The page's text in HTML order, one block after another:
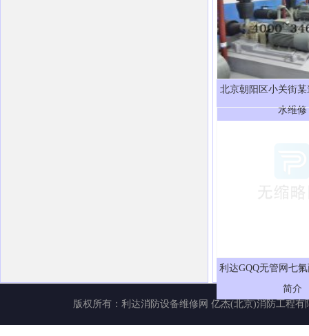
北京朝阳区小关街
水维修
利达GQQ无管网七
简介
版权所有： 利达消防设备维修网 亿杰(北京)消防工程有